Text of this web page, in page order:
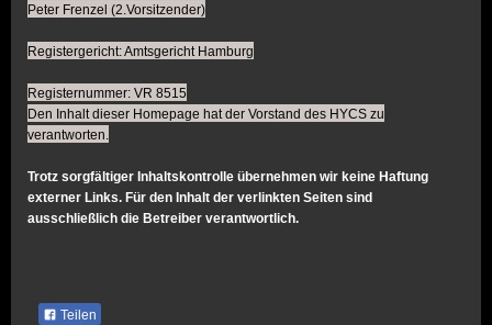
Peter Frenzel (2.Vorsitzender)
Registergericht: Amtsgericht Hamburg
Registernummer: VR 8515
Den Inhalt dieser Homepage hat der Vorstand des HYCS zu
verantworten.
Trotz sorgfältiger Inhaltskontrolle übernehmen wir keine Haftung
externer Links. Für den Inhalt der verlinkten Seiten sind
ausschließlich die Betreiber verantwortlich.
Teilen